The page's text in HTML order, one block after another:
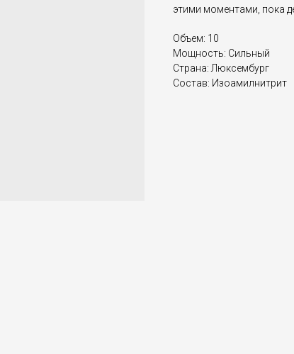
этими моментами, пока
Объем: 10
Мощность: Сильный
Страна: Люксембург
Состав: Изоамилнитрит